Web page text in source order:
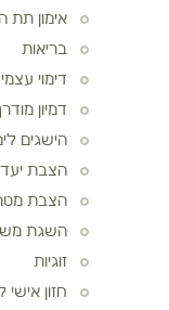
אימון תת
בריאות
דימוי עצמי
דמיון
הישגים
הצבת
הצבת
השגת
זוגיות
חזון אישי